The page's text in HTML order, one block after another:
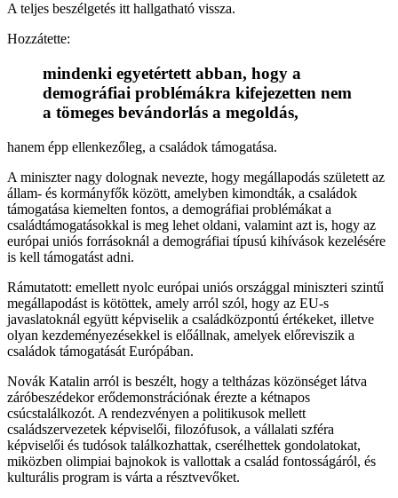
A teljes beszélgetés itt hallgatható vissza.
Hozzátette:
mindenki egyetértett abban, hogy a
demográfiai problémákra kifejezetten nem
a tömeges bevándorlás a megoldás,
hanem épp ellenkezőleg, a családok támogatása.
A miniszter nagy dolognak nevezte, hogy megállapodás született az
állam- és kormányfők között, amelyben kimondták, a családok
támogatása kiemelten fontos, a demográfiai problémákat a
családtámogatásokkal is meg lehet oldani, valamint azt is, hogy az
európai uniós forrásoknál a demográfiai típusú kihívások kezelésére
is kell támogatást adni.
Rámutatott: emellett nyolc európai uniós országgal miniszteri szintű
megállapodást is kötöttek, amely arról szól, hogy az EU-s
javaslatoknál együtt képviselik a családközpontú értékeket, illetve
olyan kezdeményezésekkel is előállnak, amelyek előreviszik a
családok támogatását Európában.
Novák Katalin arról is beszélt, hogy a teltházas közönséget látva
záróbeszédekor erődemonstrációnak érezte a kétnapos
csúcstalálkozót. A rendezvényen a politikusok mellett
családszervezetek képviselői, filozófusok, a vállalati szféra
képviselői és tudósok találkozhattak, cserélhettek gondolatokat,
miközben olimpiai bajnokok is vallottak a család fontosságáról, és
kulturális program is várta a résztvevőket.